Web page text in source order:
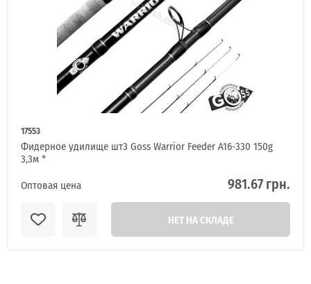
17553
Фидерное удилище шт3 Goss Warrior Feeder A16-330 150g
3,3м *
Оптовая цена
981.67 грн.
НЕТ НА СКЛАДЕ